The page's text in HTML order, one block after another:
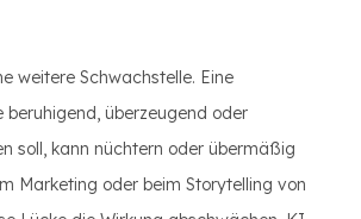
weitere Schwachstelle. Eine
beruhigend, überzeugend oder
soll, kann nüchtern oder übermäßig
Marketing oder beim Storytelling von